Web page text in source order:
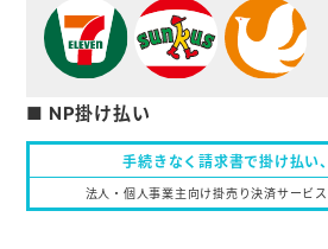
■ NP掛け払い
手続きなく請求書で掛け払い、
法人・個人事業主向け掛売り決済サービス